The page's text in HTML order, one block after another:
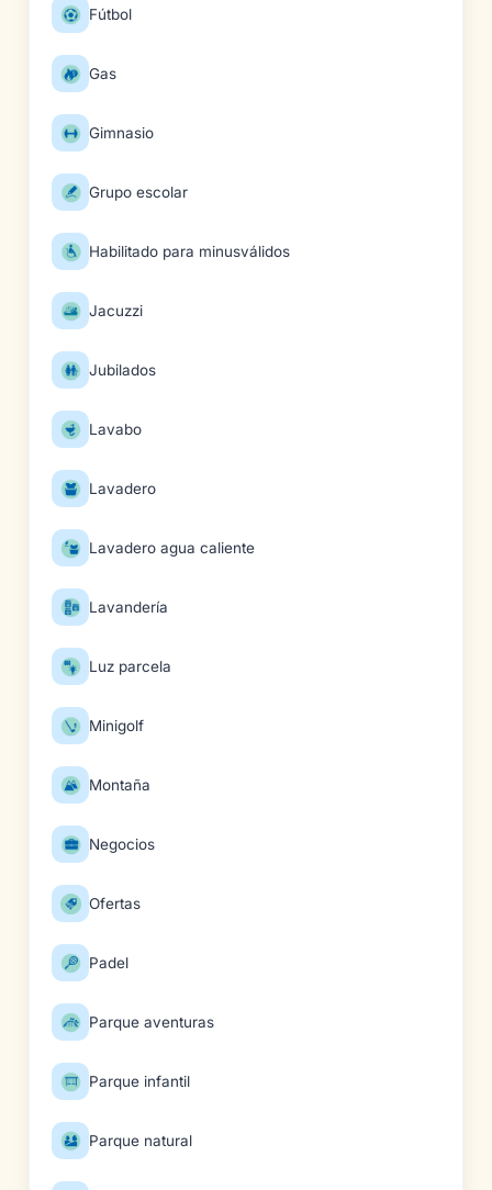
Fútbol
Gas
Gimnasio
Grupo escolar
Habilitado para minusválidos
Jacuzzi
Jubilados
Lavabo
Lavadero
Lavadero agua caliente
Lavandería
Luz parcela
Minigolf
Montaña
Negocios
Ofertas
Padel
Parque aventuras
Parque infantil
Parque natural